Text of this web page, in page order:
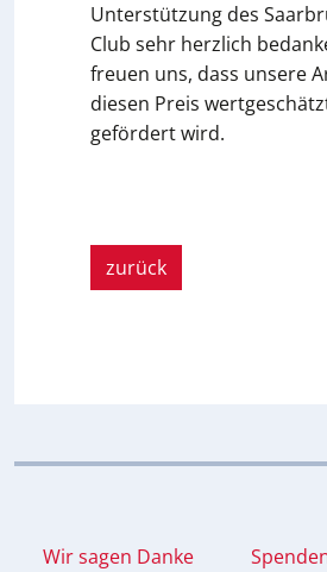
Unterstützung des
Club sehr herzlich
freuen uns, dass unsere
diesen Preis
gefördert wird.
zurück
Wir sagen Danke